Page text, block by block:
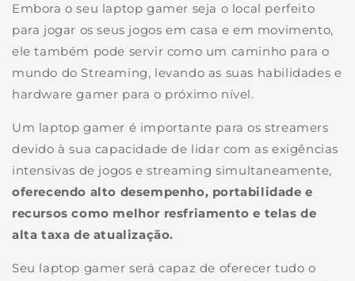
Embora o seu laptop gamer seja o local perfeito
para jogar os seus jogos em casa e em movimento,
ele também pode servir como um caminho para o
mundo do Streaming, levando as suas habilidades e
hardware gamer para o próximo nível.
Um laptop gamer é importante para os streamers
devido à sua capacidade de lidar com as exigências
intensivas de jogos e streaming simultaneamente,
oferecendo alto desempenho, portabilidade e
recursos como melhor resfriamento e telas de
alta taxa de atualização.
Seu laptop gamer será capaz de oferecer tudo o